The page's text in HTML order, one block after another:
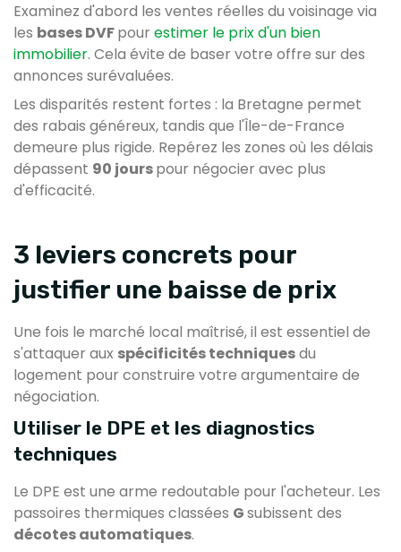
Examinez d'abord les ventes réelles du voisinage via
les bases DVFpour estimer le prix d'un bien
immobilier. Cela évite de baser votre offre sur des
annonces surévaluées.
Les disparités restent fortes : la Bretagne permet
des rabais généreux, tandis que l'Île-de-France
demeure plus rigide. Repérez les zones où les délais
dépassent 90 jourspour négocier avec plus
d'efficacité.
3 leviers concrets pour
justifier une baisse de prix
Une fois le marché local maîtrisé, il est essentiel de
s'attaquer aux spécificités techniquesdu
logement pour construire votre argumentaire de
négociation.
Utiliser le DPE et les diagnostics
techniques
Le DPE est une arme redoutable pour l'acheteur. Les
passoires thermiques classées Gsubissent des
décotes automatiques.